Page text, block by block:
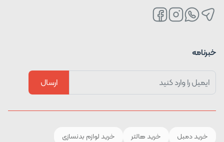
خبرنامه
ارسال
خرید دمبل خرید هالتر
خرید لوازم بدنسازی